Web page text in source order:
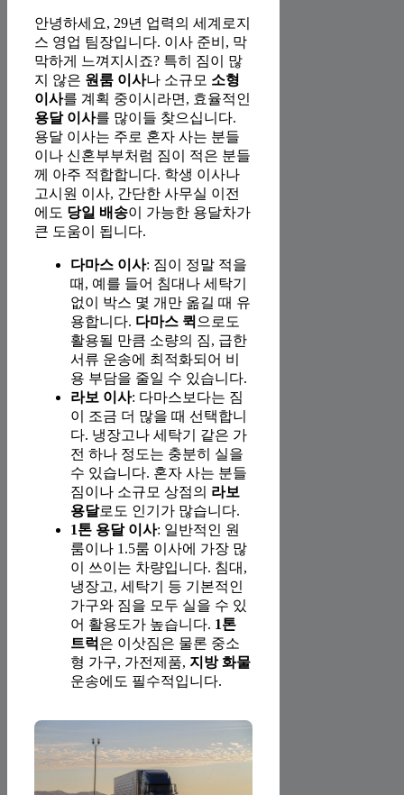
안녕하세요, 29년 업력의 세계로지
스 영업 팀장입니다. 이사 준비, 막
막하게 느껴지시죠? 특히 짐이 많
지 않은 원룸 이사나 소규모 소형
이사를 계획 중이시라면, 효율적인
용달 이사를 많이들 찾으십니다.
용달 이사는 주로 혼자 사는 분들
이나 신혼부부처럼 짐이 적은 분들
께 아주 적합합니다. 학생 이사나
고시원 이사, 간단한 사무실 이전
에도 당일 배송이 가능한 용달차가
큰 도움이 됩니다.
다마스 이사: 짐이 정말 적을
때, 예를 들어 침대나 세탁기
없이 박스 몇 개만 옮길 때 유
용합니다. 다마스 퀵 으로도
활용될 만큼 소량의 짐, 급한
서류 운송에 최적화되어 비
용 부담을 줄일 수 있습니다.
라보 이사: 다마스보다는 짐
이 조금 더 많을 때 선택합니
다. 냉장고나 세탁기 같은 가
전 하나 정도는 충분히 실을
수 있습니다. 혼자 사는 분들
짐이나 소규모 상점의 라보
용달로도 인기가 많습니다.
1톤 용달 이사: 일반적인 원
룸이나 1.5룸 이사에 가장 많
이 쓰이는 차량입니다. 침대,
냉장고, 세탁기 등 기본적인
가구와 짐을 모두 실을 수 있
어 활용도가 높습니다. 1톤
트럭 은 이삿짐은 물론 중소
형 가구, 가전제품, 지방 화물
운송에도 필수적입니다.